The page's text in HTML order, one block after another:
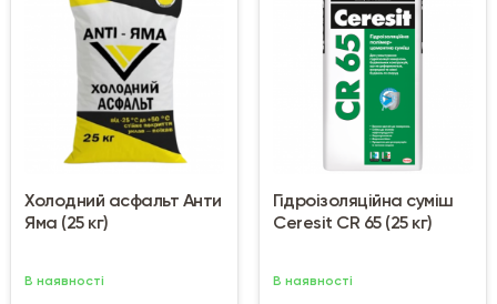
Холодний асфальт Анти
Яма (25 кг)
В наявності
Гідроізоляційна суміш
Ceresit CR 65 (25 кг)
В наявності